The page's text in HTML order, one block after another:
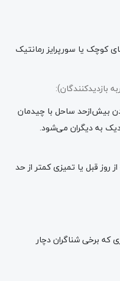
کوچک یا سورپرایز رمانتیک
بازدیدکنندگان):
بیش‌ازحد ساحل با چیدمان
به دیگران می‌شود.
قبل یا تمیزی کمتر از حد
که برخی شناگران دچار